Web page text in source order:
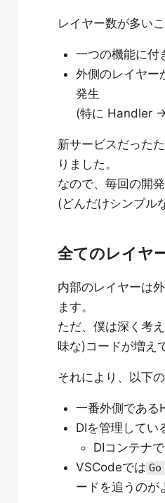
レイヤー数が多い
一つの機能に付
外側のレイヤー
発生
(特に Handler
新サービスだった
りました。
なので、毎回の開
(どんだけシンプル
全てのレイヤ
内部のレイヤーは
ます。
ただ、僕は深く考
味な)コードが増え
それにより、以下
一番外側である
DIを管理してい
DIコンテナ
VSCodeでは
ードを追うのが